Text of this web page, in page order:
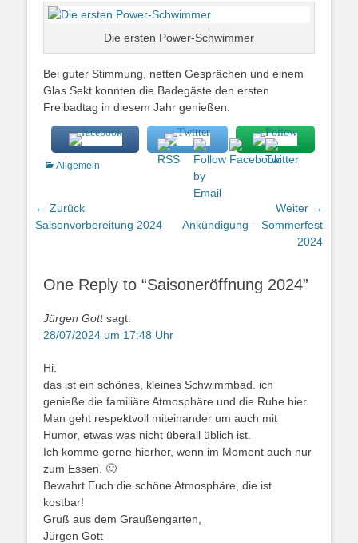
Die ersten Power-Schwimmer
Bei guter Stimmung, netten Gesprächen und einem
Glas Sekt konnten die Badegäste den ersten
Freibadtag in diesem Jahr genießen.
Kategorien
Allgemein
Beitragsnavigation
← Zurück
Vorheriger
Saisonvorbereitung 2024
Weiter →
Nächster
Ankündigung – Sommerfest
2024
One Reply to “Saisoneröffnung 2024”
Jürgen Gott sagt:
28/07/2024 um 17:48 Uhr
Hi.
das ist ein schönes, kleines Schwimmbad. ich
genieße die familiäre Atmosphäre und die Ruhe hier.
Man geht respektvoll miteinander um auch mit
Humor, etwas was nicht überall üblich ist.
Ich komme gerne hierher, wenn im Moment auch nur
zum Essen. 🙂
Bewahrt Euch die schöne Atmosphäre, die ist
kostbar!
Gruß aus dem Graußengarten,
Jürgen Gott